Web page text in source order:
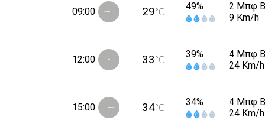
09:00 29°C 49%
2 Μπφ B
9 Km/h
12:00 33°C 39%
4 Μπφ
24 Km/h
15:00 34°C 34%
4 Μπφ
24 Km/h